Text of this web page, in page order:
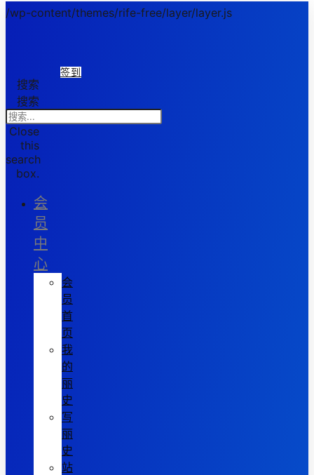
/wp-content/themes/rife-free/layer/layer.js
签到
搜索
搜索
Close
this
search
box.
会
员
中
心
会
员
首
页
我
的
丽
史
写
丽
史
站